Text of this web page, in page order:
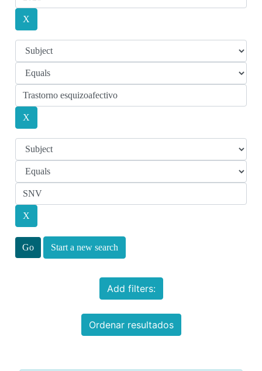
Start a new search
Add filters:
Ordenar resultados